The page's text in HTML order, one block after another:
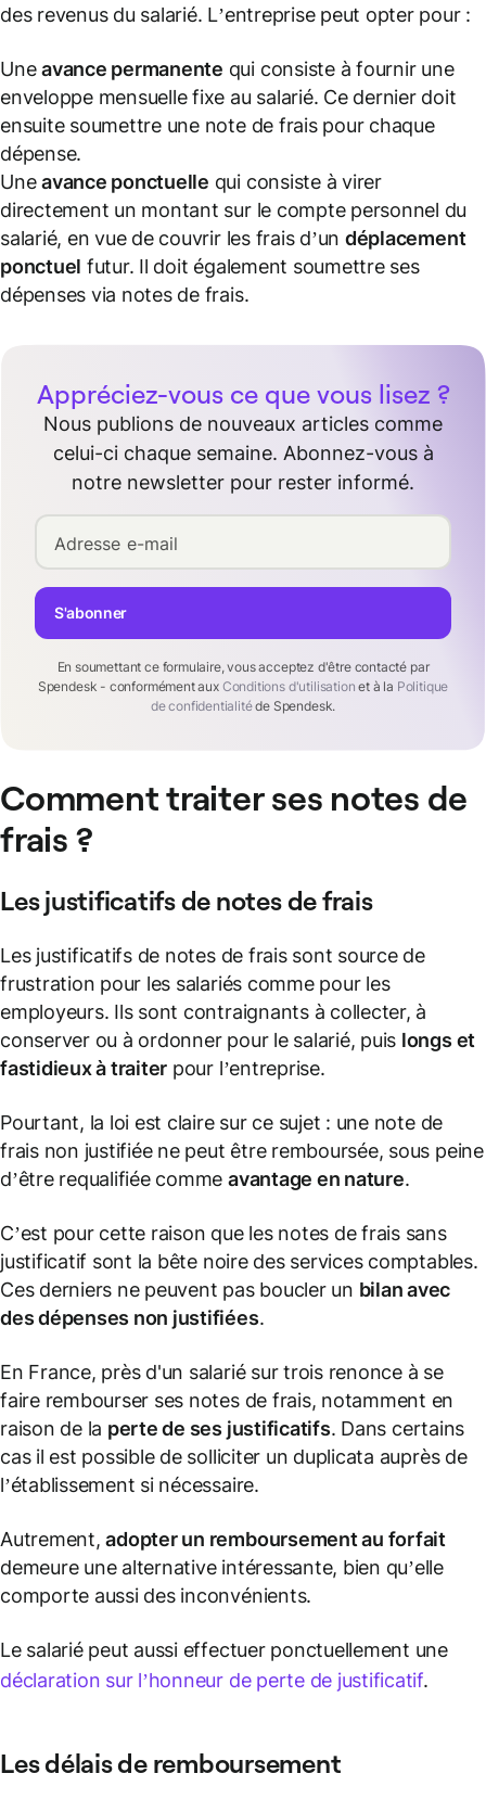
des revenus du salarié. L’entreprise peut opter pour :
Uneavance permanente qui consiste à fournir une
enveloppe mensuelle fixe au salarié. Ce dernier doit
ensuite soumettre une note de frais pour chaque
dépense.
Uneavance ponctuelle qui consiste à virer
directement un montant sur le compte personnel du
salarié, en vue de couvrir les frais d’un déplacement
ponctuel futur. Il doit également soumettre ses
dépenses via notes de frais.
Appréciez-vous ce que vous lisez ?
Nous publions de nouveaux articles comme
celui-ci chaque semaine. Abonnez-vous à
notre newsletter pour rester informé.
Adresse e-mail
En soumettant ce formulaire, vous acceptez d'être contacté par
Spendesk - conformément aux Conditions d'utilisation et à la Politique
de confidentialitéde Spendesk.
S'abonner
Comment traiter ses notes de
frais ?
Lesjustificatifs de notes de frais
Les justificatifs de notes de frais sont source de
frustration pour les salariés comme pour les
employeurs. Ils sont contraignants à collecter, à
conserver ou à ordonner pour le salarié, puis longs et
fastidieux à traiter pour l’entreprise.
Pourtant, la loi est claire sur ce sujet : une note de
frais non justifiée ne peut être remboursée, sous peine
d’être requalifiée comme avantage en nature.
C’est pour cette raison que les notes de frais sans
justificatif sont la bête noire des services comptables.
Ces derniers ne peuvent pas boucler un bilan avec
des dépenses non justifiées.
En France, près d'un salarié sur trois renonce à se
faire rembourser ses notes de frais, notamment en
raison de la perte de ses justificatifs. Dans certains
cas il est possible de solliciter un duplicata auprès de
l’établissement si nécessaire.
Autrement,adopter un remboursement au forfait
demeure une alternative intéressante, bien qu’elle
comporte aussi des inconvénients.
Le salarié peut aussi effectuer ponctuellement une
déclaration sur l’honneur de perte de justificatif.
Les délais de remboursement